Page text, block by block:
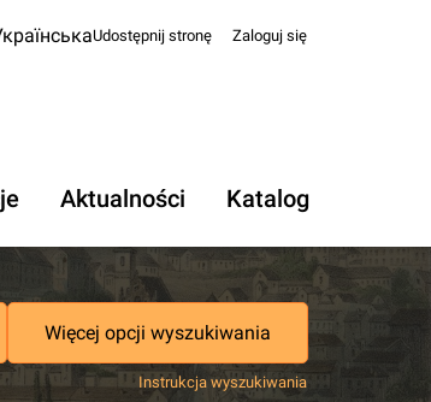
Udostępnij stronę Zaloguj się
Aktualności Katalog
Więcej opcji wyszukiwania
Instrukcja wyszukiwania